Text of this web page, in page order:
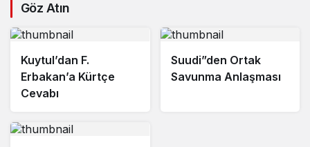
Göz Atın
Kuytul’dan F.
Erbakan’a Kürtçe
Cevabı
Suudi”den Ortak
Savunma Anlaşması